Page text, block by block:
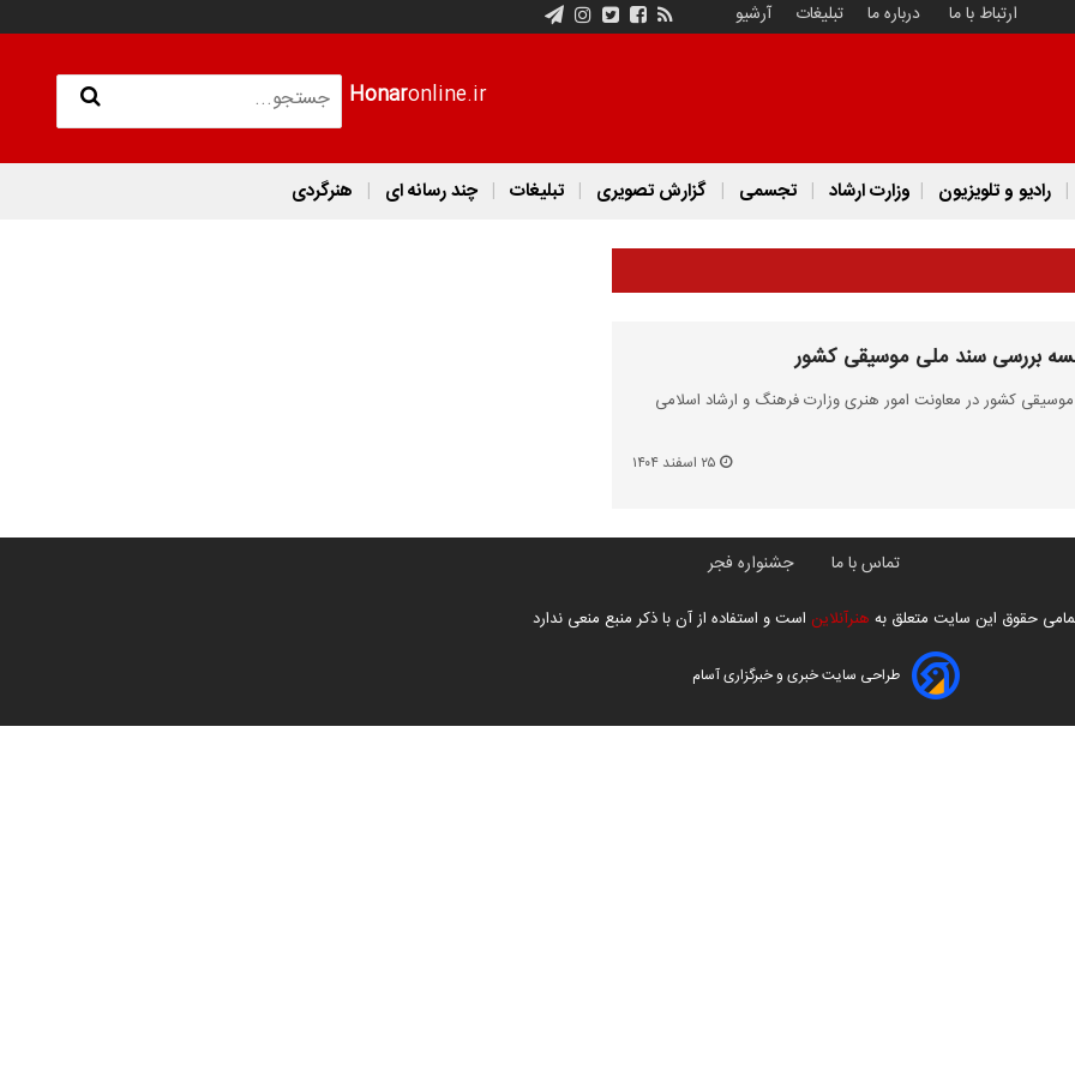
ارتباط با ما درباره ما تبلیغات آرشیو
Honaronline.ir
رادیو و تلویزیون وزارت ارشاد تجسمی گزارش تصویری تبلیغات چند رسانه ای هنرگردی
بررسی سند ملی موسیقی کشور
کشور در معاونت امور هنری وزارت فرهنگ و ارشاد اسلامی
تماس با ما جشنواره فجر
حقوق این سایت متعلق به هنرآنلاین است و استفاده از آن با ذکر منبع منعی ندارد
طراحی سایت خبری و خبرگزاری آسام